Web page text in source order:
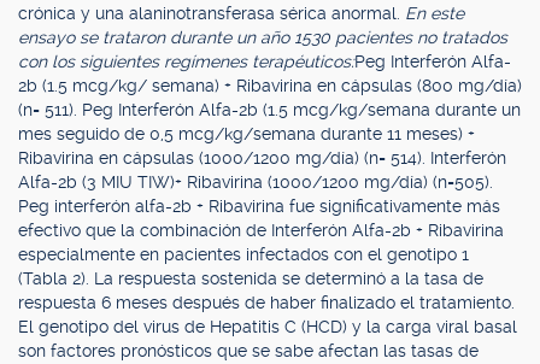
crónica y una alaninotransferasa sérica anormal. En este
ensayo se trataron durante un año 1530 pacientes no tratados
con los siguientes regímenes terapéuticos:Peg Interferón Alfa-
2b (1.5 mcg/kg/ semana) + Ribavirina en cápsulas (800 mg/día)
(n= 511). Peg Interferón Alfa-2b (1.5 mcg/kg/semana durante un
mes seguido de 0,5 mcg/kg/semana durante 11 meses) +
Ribavirina en cápsulas (1000/1200 mg/día) (n= 514). Interferón
Alfa-2b (3 MIU TIW)+ Ribavirina (1000/1200 mg/día) (n=505).
Peg interferón alfa-2b + Ribavirina fue significativamente más
efectivo que la combinación de Interferón Alfa-2b + Ribavirina
especialmente en pacientes infectados con el genotipo 1
(Tabla 2). La respuesta sostenida se determinó a la tasa de
respuesta 6 meses después de haber finalizado el tratamiento.
El genotipo del virus de Hepatitis C (HCD) y la carga viral basal
son factores pronósticos que se sabe afectan las tasas de